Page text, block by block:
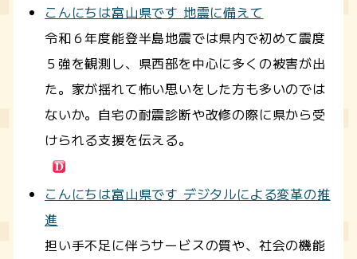
こんにちは富山県です 地震に備えて
令和６年度能登半島地震では県内で初めて震度
５強を観測し、県西部を中心に多くの被害が出
た。家が揺れて怖い思いをした方も多いのでは
ないか。自宅の耐震診断や改修の際に県から受
けられる支援を伝える。
こんにちは富山県です デジタルによる変革の推
進
担い手不足に伴うサービスの質や、社会の機能